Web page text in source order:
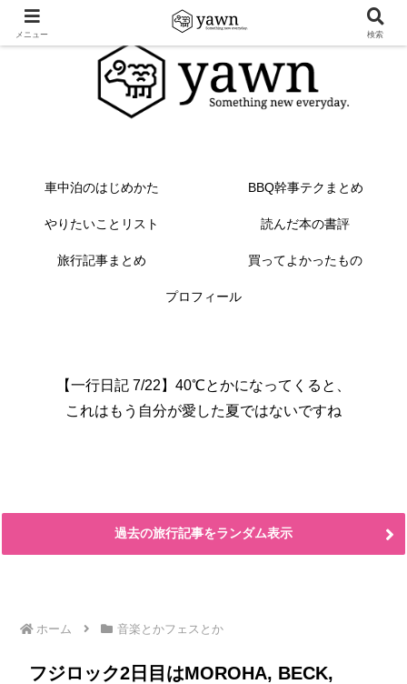
車中泊のはじめかた BBQ幹事テクまとめ
やりたいことリスト 読んだ本の書評
旅行記事まとめ 買ってよかったもの
プロフィール
【一行日記 7/22】40℃とかになってくると、
これはもう自分が愛した夏ではないですね
過去の旅行記事をランダム表示
ホーム 音楽とかフェスとか
フジロック2日目はMOROHA, BECK,
メニュー 検索